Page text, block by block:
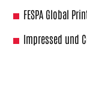
FESPA Global
Impressed und